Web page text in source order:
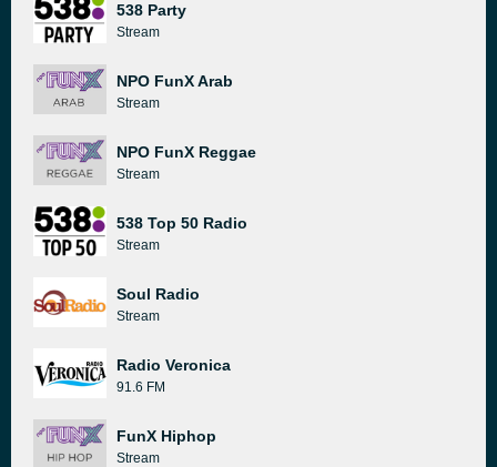
538 Party
Stream
NPO FunX Arab
Stream
NPO FunX Reggae
Stream
538 Top 50 Radio
Stream
Soul Radio
Stream
Radio Veronica
91.6 FM
FunX Hiphop
Stream